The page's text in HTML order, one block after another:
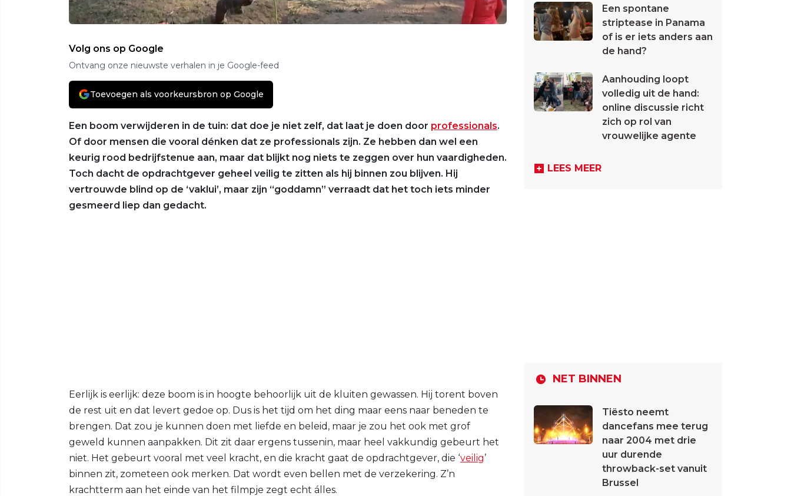
Volg ons op Google
Ontvang onze nieuwste verhalen in je Google-feed
Toevoegen als voorkeursbron op Google
Een boom verwijderen in de tuin: dat doe je niet zelf, dat laat je doen door professionals.
Of door mensen die vooral dénken dat ze professionals zijn. Ze hebben dan wel een
keurig rood bedrijfstenue aan, maar dat blijkt nog niets te zeggen over hun vaardigheden.
Toch dacht de opdrachtgever geheel veilig te zitten als hij binnen zou blijven. Hij
vertrouwde blind op de ‘vaklui’, maar zijn “goddamn” verraadt dat het toch iets minder
gesmeerd liep dan gedacht.
Eerlijk is eerlijk: deze boom is in hoogte behoorlijk uit de kluiten gewassen. Hij torent boven
de rest uit en dat levert gedoe op. Dus is het tijd om het ding maar eens naar beneden te
brengen. Dat zou je kunnen doen met liefde en beleid, maar je zou het ook met grof
geweld kunnen aanpakken. Dit zit daar ergens tussenin, maar heel vakkundig gebeurt het
niet. Het gebeurt vooral met veel kracht, en die kracht gaat de opdrachtgever, die ‘veilig’
binnen zit, zometeen ook merken. Dat wordt even bellen met de verzekering. Z’n
krachtterm aan het einde van het filmpje zegt echt álles.
Een spontane
striptease in Panama
of is er iets anders aan
de hand?
Aanhouding loopt
volledig uit de hand:
online discussie richt
zich op rol van
vrouwelijke agente
LEES MEER
NET BINNEN
Tiësto neemt
dancefans mee terug
naar 2004 met drie
uur durende
throwback-set vanuit
Brussel